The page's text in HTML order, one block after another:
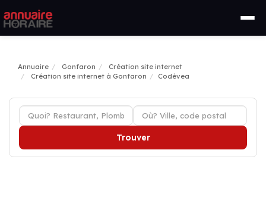
Annuaire Gonfaron
Création site internet
Création site internet à Gonfaron
Codèvea
Trouver